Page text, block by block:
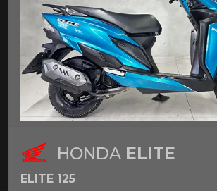
HONDA ELITE
ELITE 125